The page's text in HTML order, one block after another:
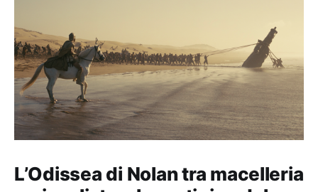
L’Odissea di Nolan tra macelleria